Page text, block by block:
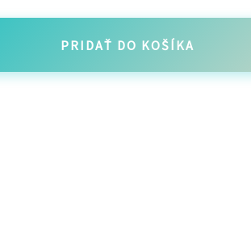
PRIDAŤ DO KOŠÍKA